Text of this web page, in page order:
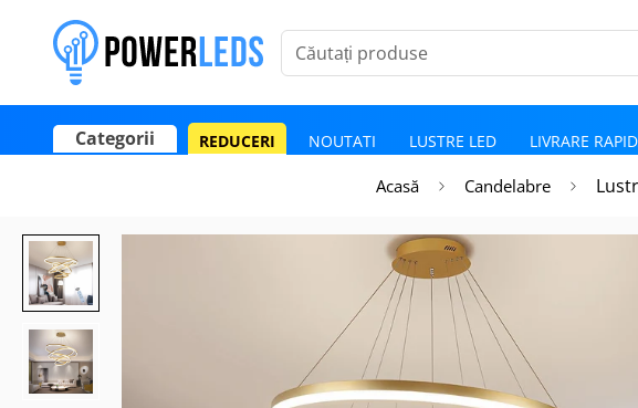
Căutați produse
Categorii REDUCERI NOUTATI LUSTRE LED LIVRARE
Acasă Candelabre
Poate mai târziu Activează notificările